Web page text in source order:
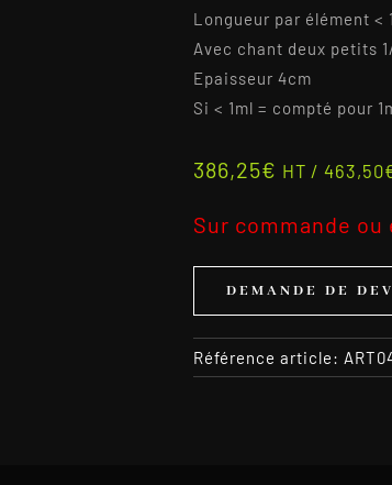
Longueur par élément <
Avec chant deux petits
Epaisseur 4cm
Si < 1ml = compté pour
386,25€ HT / 463,50
Sur commande
DEMANDE DE
Référence article: